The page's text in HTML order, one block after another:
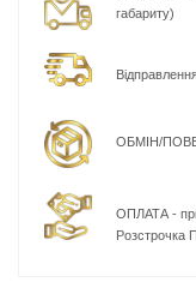
габариту)
ОБМІН/
ОПЛАТА -
Розстрочка